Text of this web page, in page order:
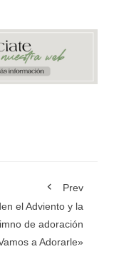
Prev
el Adviento y la
de adoración
a Adorarle»